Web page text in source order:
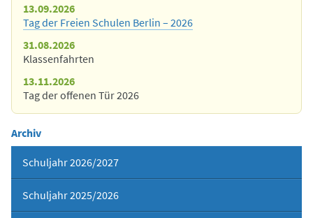
13.09.2026
Tag der Freien Schulen Berlin – 2026
31.08.2026
Klassenfahrten
13.11.2026
Tag der offenen Tür 2026
Archiv
Schuljahr 2026/2027
Schuljahr 2025/2026